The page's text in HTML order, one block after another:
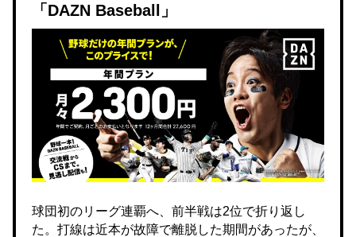
「DAZN Baseball」
球団初のリーグ連覇へ、前半戦は2位で折り返し
た。打線は近本が故障で離脱した期間があったが、